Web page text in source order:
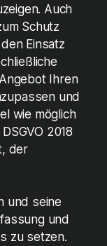
Auch
Schutz
Einsatz
Ihren
und
wie möglich
2018
der
und seine
und
zu setzen.